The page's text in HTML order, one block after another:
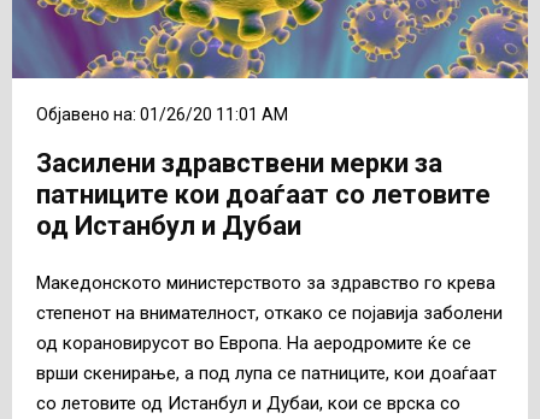
Објавено на: 01/26/20 11:01 AM
Засилени здравствени мерки за
патниците кои доаѓаат со летовите
од Истанбул и Дубаи
Македонското министерството за здравство го крева
степенот на внимателност, откако се појавија заболени
од корановирусот во Европа. На аеродромите ќе се
врши скенирање, а под лупа се патниците, кои доаѓаат
со летовите од Истанбул и Дубаи, кои се врска со